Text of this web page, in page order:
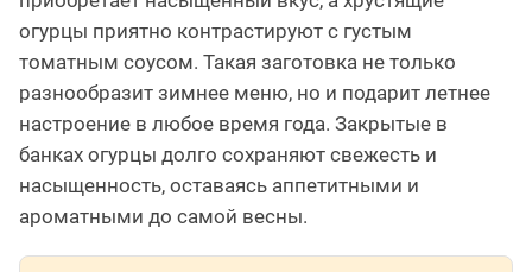
огурцы приятно контрастируют с густым
томатным соусом. Такая заготовка не только
разнообразит зимнее меню, но и подарит летнее
настроение в любое время года. Закрытые в
банках огурцы долго сохраняют свежесть и
насыщенность, оставаясь аппетитными и
ароматными до самой весны.